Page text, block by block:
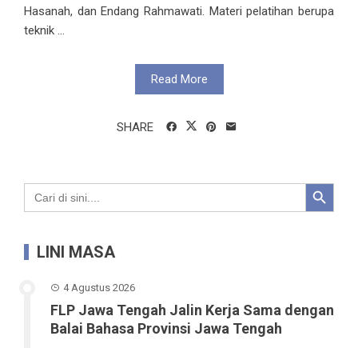
Hasanah, dan Endang Rahmawati. Materi pelatihan berupa
teknik ...
Read More
SHARE
Search
for:
Search Button
LINI MASA
4 Agustus 2026
FLP Jawa Tengah Jalin Kerja Sama dengan
Balai Bahasa Provinsi Jawa Tengah